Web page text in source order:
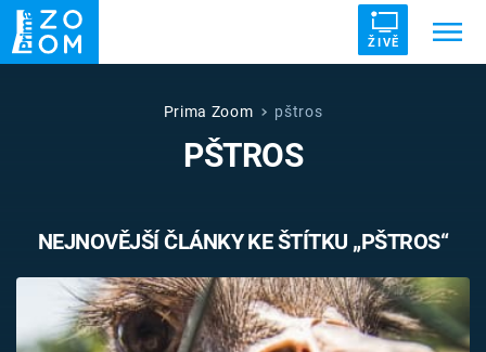
ŽIVĚ
UFO DRUHÁ SVĚTOVÁ VÁLKA
VETŘELCI DÁVNOVĚKU
Témata
Témata
Prima Zoom pštros
PŠTROS
NEJNOVĚJŠÍ ČLÁNKY KE ŠTÍTKU „PŠTROS“